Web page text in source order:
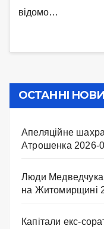
відомо…
ОСТАННІ
Апеляційне
Атрошенка 2026-
Люди Медведчука
на Житомирщині
Капітали екс-